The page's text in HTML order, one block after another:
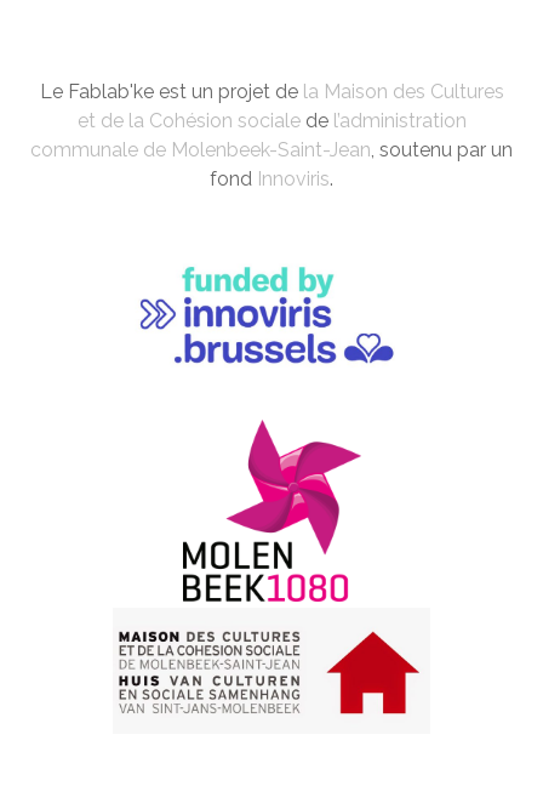
Le Fablab'ke est un projet de la Maison des Cultures
et de la Cohésion socialede l’administration
communale de Molenbeek-Saint-Jean, soutenu par un
fond Innoviris.